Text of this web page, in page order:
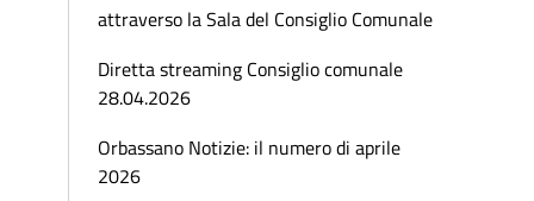
attraverso la Sala del Consiglio Comunale
Diretta streaming Consiglio comunale
28.04.2026
Orbassano Notizie: il numero di aprile
2026